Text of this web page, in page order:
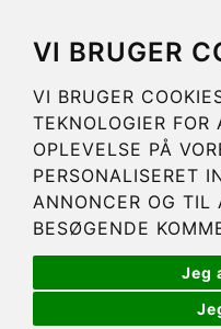
VI BRUGER
VI BRUGER
TEKNOLOGIER FOR
OPLEVELSE PÅ
PERSONALISERET
ANNONCER OG TIL
BESØGENDE
Jeg